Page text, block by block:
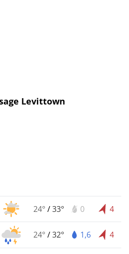
Levittown
24° /33° 0 4
24° /32° 1,6 4